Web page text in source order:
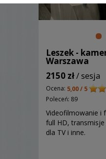
Leszek -
Warszawa
2150 zł/ sesja
Ocena: 5,00 / 5
Poleceń: 89
Videofilmowanie i
full HD,
dla TV i inne.